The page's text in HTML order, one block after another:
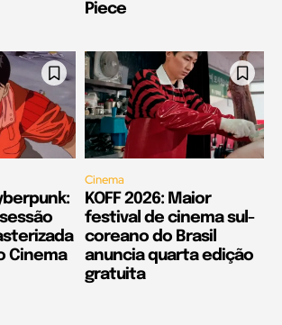
Piece
Cinema
Cinema
KOFF 2026: Maior
festival de cinema sul-
coreano do Brasil
anuncia quarta edição
gratuita